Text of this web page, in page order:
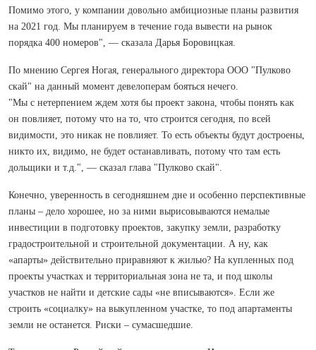
Помимо этого, у компании довольно амбициозные планы развития
на 2021 год. Мы планируем в течение года вывести на рынок
порядка 400 номеров", — сказала Дарья Боровицкая.
По мнению Сергея Ногая, генерального директора ООО "Пулково
скай" на данный момент девелоперам бояться нечего.
"Мы с нетерпением ждем хотя бы проект закона, чтобы понять как
он повлияет, потому что на то, что строится сегодня, по всей
видимости, это никак не повлияет. То есть объекты будут достроены,
никто их, видимо, не будет останавливать, потому что там есть
дольщики и т.д.", — сказал глава "Пулково скай".
Конечно, уверенность в сегодняшнем дне и особенно перспективные
планы – дело хорошее, но за ними вырисовываются немалые
инвестиции в подготовку проектов, закупку земли, разработку
градостроительной и строительной документации. А ну, как
«апарты» действительно приравняют к жилью? На купленных под
проекты участках и территориальная зона не та, и под школы
участков не найти и детские сады «не вписываются». Если же
строить «социалку» на выкупленном участке, то под апартаменты
земли не останется. Риски – сумасшедшие.